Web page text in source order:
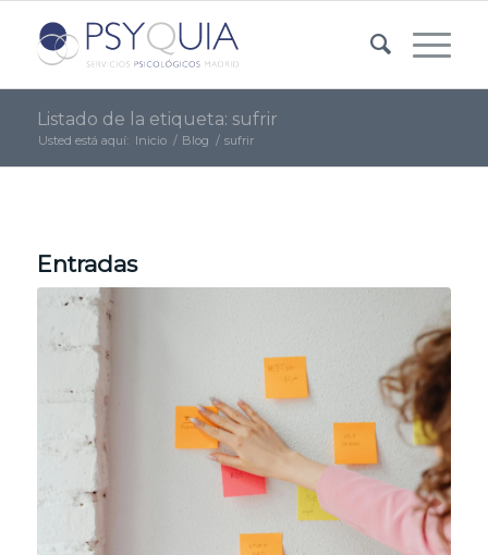
Listado de la etiqueta: sufrir
Usted está aquí: Inicio / Blog / sufrir
Entradas